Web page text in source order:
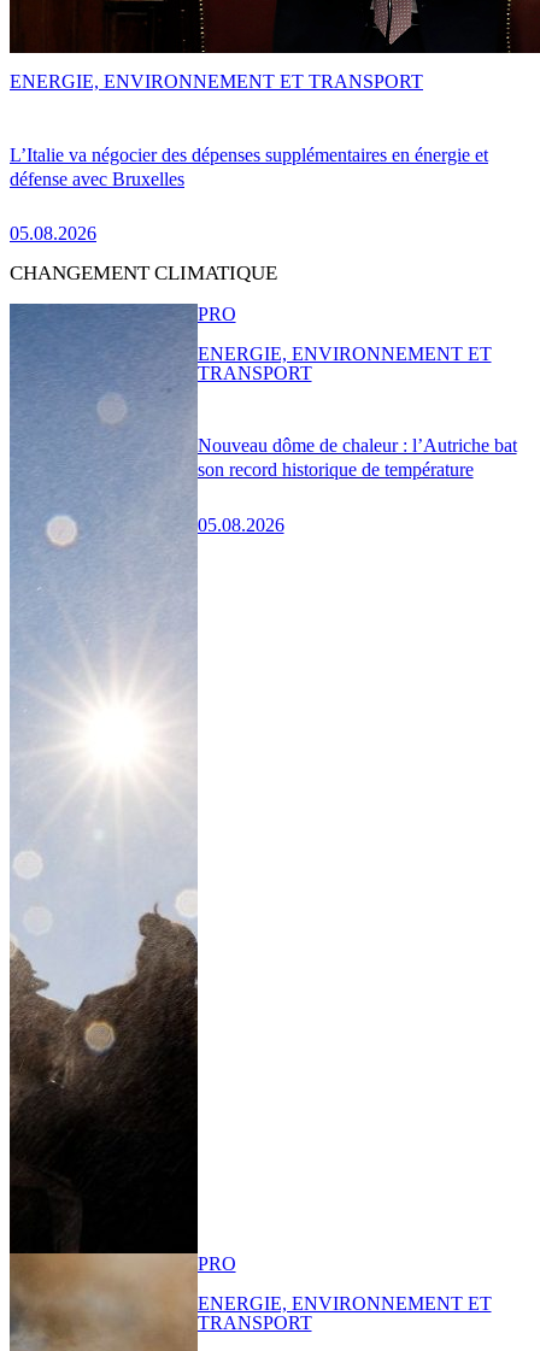
L’Italie va négocier des dépenses supplémentaires en énergie et
défense avec Bruxelles
05.08.2026
ENERGIE, ENVIRONNEMENT ET TRANSPORT
CHANGEMENT CLIMATIQUE
Nouveau dôme de chaleur : l’Autriche bat
son record historique de température
05.08.2026
PRO
ENERGIE, ENVIRONNEMENT ET
TRANSPORT
PRO
ENERGIE, ENVIRONNEMENT ET
TRANSPORT